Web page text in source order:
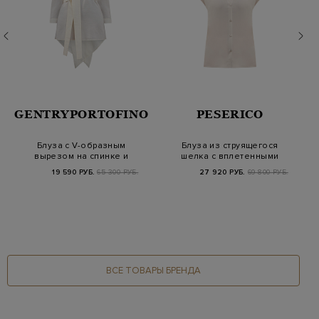
GENTRYPORTOFINO
Блуза с V-образным
вырезом на спинке и
широким поясом…
19 590 РУБ. 65 300 РУБ.
PESERICO
Блуза из струящегося
шелка с вплетенными
пайетками на…
27 920 РУБ. 69 800 РУБ.
ВСЕ ТОВАРЫ БРЕНДА